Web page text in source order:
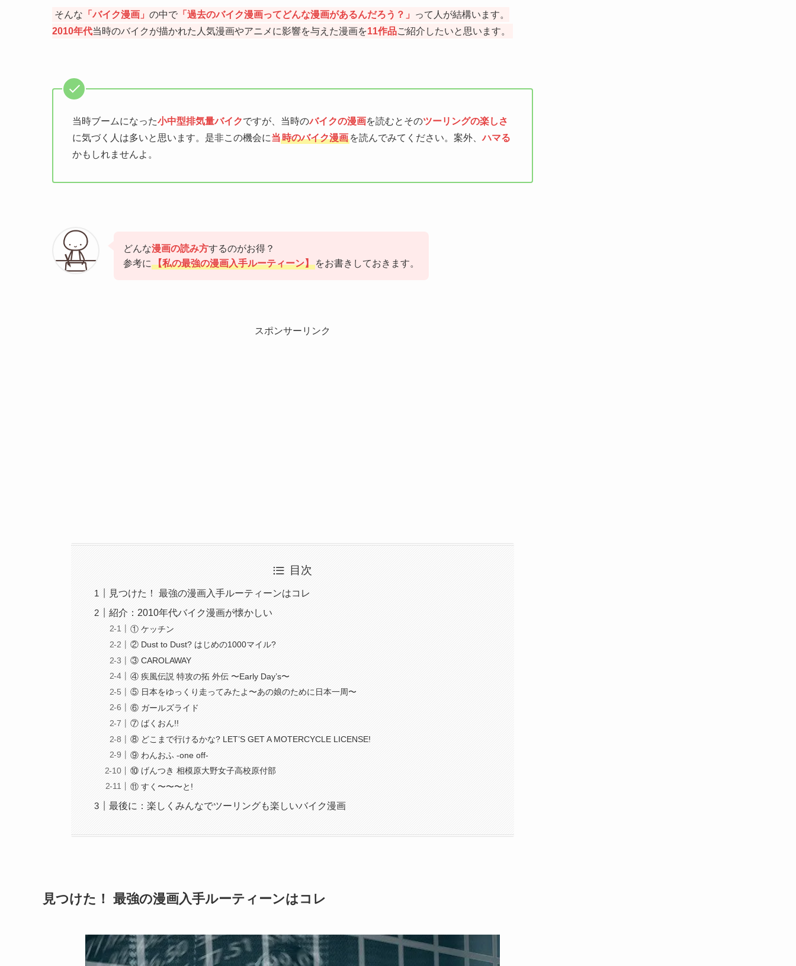
そんな 「バイク漫画」 の中で 「過去のバイク漫画ってどんな漫画があるんだろう？」
って人が結構います。
2010年代当時のバイクが描かれた人気漫画やアニメに影響を与えた漫画を11作品ご紹介したいと思います。
当時ブームになった小中型排気量バイクですが、当時のバイクの漫画を読むとそのツーリングの楽しさ
に気づく人は多いと思います。是非この機会に当時のバイク漫画 を読んでみてください。案外、ハマる
かもしれませんよ。
どんな漫画の読み方するのがお得？
参考に【私の最強の漫画入手ルーティーン】 をお書きしておきます。
スポンサーリンク
目次
見つけた！ 最強の漫画入手ルーティーンはコレ
紹介：2010年代バイク漫画が懐かしい
① ケッチン
② Dust to Dust? はじめの1000マイル?
③ CAROLAWAY
④ 疾風伝説 特攻の拓 外伝 〜Early Day’s〜
⑤ 日本をゆっくり走ってみたよ〜あの娘のために日本一周〜
⑥ ガールズライド
⑦ ばくおん!!
⑧ どこまで行けるかな? LET’S GET A MOTERCYCLE LICENSE!
⑨ わんおふ -one off-
⑩ げんつき 相模原大野女子高校原付部
⑪ すく〜〜〜と!
最後に：楽しくみんなでツーリングも楽しいバイク漫画
見つけた！ 最強の漫画入手ルーティーンはコレ